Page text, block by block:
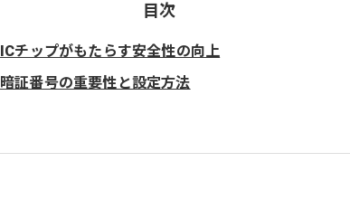
目次
ICチップがもたらす安全性の向上
暗証番号の重要性と設定方法